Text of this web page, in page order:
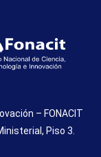
– FONACIT
Piso 3.